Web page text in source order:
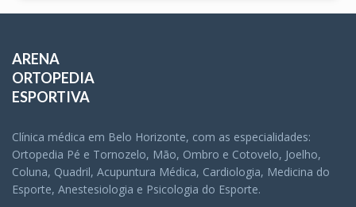
ARENA
ORTOPEDIA
ESPORTIVA
Clínica médica em Belo Horizonte, com as especialidades:
Ortopedia Pé e Tornozelo, Mão, Ombro e Cotovelo, Joelho,
Coluna, Quadril, Acupuntura Médica, Cardiologia, Medicina do
Esporte, Anestesiologia e Psicologia do Esporte.